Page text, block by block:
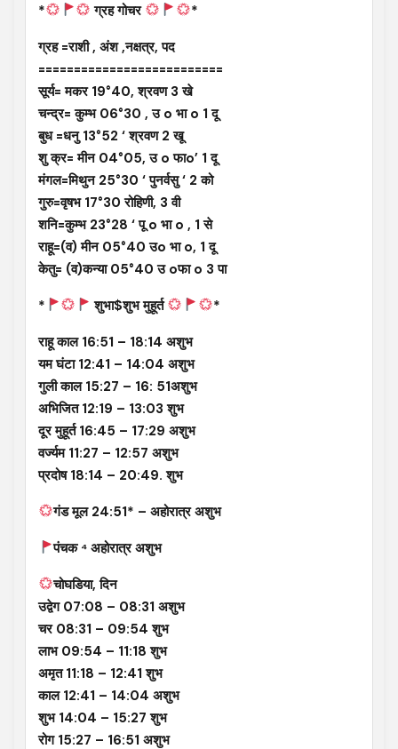
* ग्रह गोचर *
ग्रह =राशी , अंश ,नक्षत्र, पद
==========================
सूर्य= मकर 19°40, श्रवण 3 खे
चन्द्र= कुम्भ 06°30 , उ o भा o 1 दू
बुध =धनु 13°52 ‘ श्रवण 2 खू
शु क्र= मीन 04°05, उ o फाo’ 1 दू
मंगल=मिथुन 25°30 ‘ पुनर्वसु ‘ 2 को
गुरु=वृषभ 17°30 रोहिणी, 3 वी
शनि=कुम्भ 23°28 ‘ पू o भा o , 1 से
राहू=(व) मीन 05°40 उo भा o, 1 दू
केतु= (व)कन्या 05°40 उ oफा o 3 पा
* शुभा$शुभ मुहूर्त *
राहू काल 16:51 – 18:14 अशुभ
यम घंटा 12:41 – 14:04 अशुभ
गुली काल 15:27 – 16: 51अशुभ
अभिजित 12:19 – 13:03 शुभ
दूर मुहूर्त 16:45 – 17:29 अशुभ
वर्ज्यम 11:27 – 12:57 अशुभ
प्रदोष 18:14 – 20:49. शुभ
गंड मूल 24:51* – अहोरात्र अशुभ
पंचक ⁴ अहोरात्र अशुभ
चोघडिया, दिन
उद्वेग 07:08 – 08:31 अशुभ
चर 08:31 – 09:54 शुभ
लाभ 09:54 – 11:18 शुभ
अमृत 11:18 – 12:41 शुभ
काल 12:41 – 14:04 अशुभ
शुभ 14:04 – 15:27 शुभ
रोग 15:27 – 16:51 अशुभ